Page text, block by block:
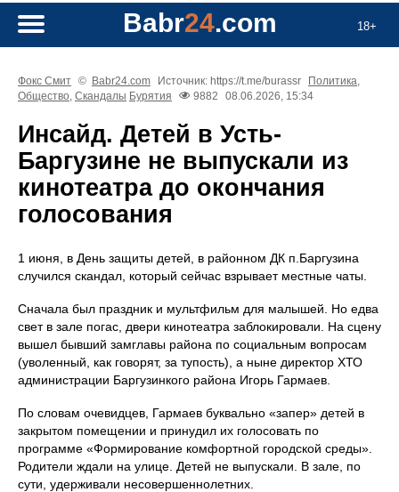
18+
Babr24.com
Фокс Смит © Babr24.com Источник: https://t.me/burassr Политика,
Общество, Скандалы Бурятия 9882 08.06.2026, 15:34
Инсайд. Детей в Усть-
Баргузине не выпускали из
кинотеатра до окончания
голосования
1 июня, в День защиты детей, в районном ДК п.Баргузина
случился скандал, который сейчас взрывает местные чаты.
Сначала был праздник и мультфильм для малышей. Но едва
свет в зале погас, двери кинотеатра заблокировали. На сцену
вышел бывший замглавы района по социальным вопросам
(уволенный, как говорят, за тупость), а ныне директор ХТО
администрации Баргузинкого района Игорь Гармаев.
По словам очевидцев, Гармаев буквально «запер» детей в
закрытом помещении и принудил их голосовать по
программе «Формирование комфортной городской среды».
Родители ждали на улице. Детей не выпускали. В зале, по
сути, удерживали несовершеннолетних.